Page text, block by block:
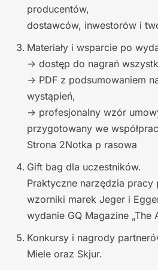
producentów,
dostawców, inwestorów i
Materiały i wsparcie po
-> dostęp do nagrań
-> PDF z podsumowaniem
wystąpień,
-> profesjonalny wzór
przygotowany we
Strona 2Notka p rasowa
Gift bag dla uczestników.
Praktyczne narzędzia pracy
wzorniki marek Jeger i
wydanie GQ Magazine „The
Konkursy i nagrody
Miele oraz Skjur.